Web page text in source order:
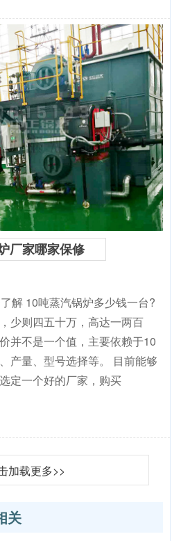
厂家哪家保修
解 10吨蒸汽锅炉多少钱一台?
少则四五十万，高达一两百
并不是一个值，主要依赖于10
产量、型号选择等。 目前能够
定一个好的厂家，购买
加载更多>>
关